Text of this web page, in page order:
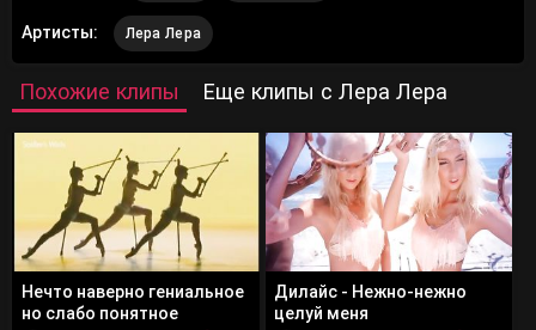
Артисты: Лера Лера
Похожие клипы Еще клипы с Лера Лера
Нечто наверно гениальное
но слабо понятное
Дилайс - Нежно-нежно
целуй меня